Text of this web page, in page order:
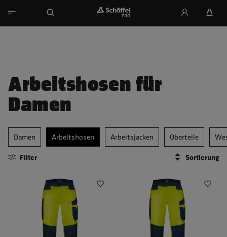
Arbeitshosen für
Damen
Damen Arbeitshosen Arbeitsjacken Oberteile
Filter
Sortierung